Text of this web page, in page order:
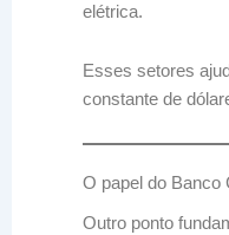
elétrica.
Esses setores
constante de
O papel do Banco
Outro ponto